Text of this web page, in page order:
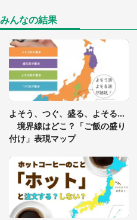
「ゾワゾワする」
グっちゃってた〝
「閉所恐怖症の私
年に『手を繋いで
8万人感動
7万人驚がく 「お
ードル高い」
あまりにも四角す
みんなの結果
よそう、つぐ、盛る、よそる...
境界線はどこ？「ご飯の盛り
付け」表現マップ